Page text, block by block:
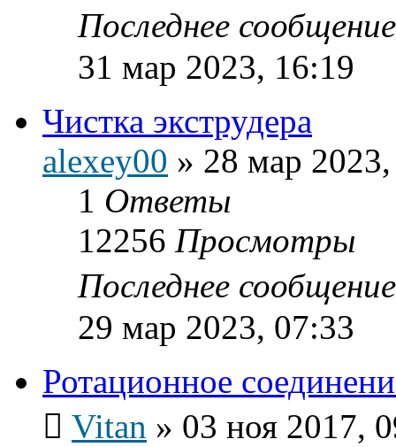
Последнее
31 мар 2023, 16:19
Чистка экструдера
alexey00 » 28 мар
1 Ответы
12256 Просмотры
Последнее
29 мар 2023, 07:33
Ротационное
Vitan » 03 ноя 2017,